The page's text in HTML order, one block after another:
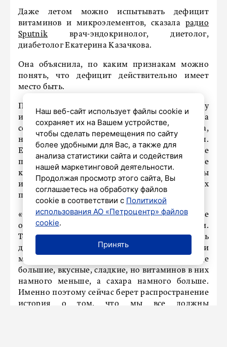
Даже летом можно испытывать дефицит
витаминов и микроэлементов, сказала радио
Sputnik врач-эндокринолог, диетолог,
диабетолог Екатерина Казачкова.
Она объяснила, по каким признакам можно
понять, что дефицит действительно имеет
место быть.
По ее словам, сперва стоит смотреть на кожу
и волосы. Волосы начинают выпадать, кожа
сереет, может проявляться заеды в уголках рта,
нет энергии, человек проснулся и уже устал.
Если мы имеем сбалансированное, хорошее
питание, едим пробиотики, достаточное
количество белка, все витамины
и микроэлементы можно найти в продуктах
питания, но есть нюанс.
«Сейчас почва, на которой выращиваются те же
овощи, она может быть обеднена витаминами.
То есть овощи и фрукты не смогут взять
достаточное количество витаминов. И если
мы говорим, например, про фрукты, они вроде
большие, вкусные, сладкие, но витаминов в них
намного меньше, а сахара намного больше.
Именно поэтому сейчас берет распространение
история о том, что мы все должны
Наш веб-сайт использует файлы cookie и
сохраняет их на Вашем устройстве,
чтобы сделать перемещения по сайту
более удобными для Вас, а также для
анализа статистики сайта и содействия
нашей маркетинговой деятельности.
Продолжая просмотр этого сайта, Вы
соглашаетесь на обработку файлов
cookie в соответствии с Политикой
использования АО «Петроцентр» файлов
cookie.
Принять